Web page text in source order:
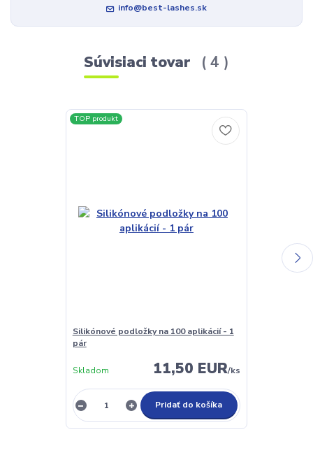
info@best-lashes.sk
Súvisiaci tovar 4
TOP produkt
Silikónové podložky na 100 aplikácií - 1
pár
11,50 EUR/ks
Skladom
Pridať do košíka